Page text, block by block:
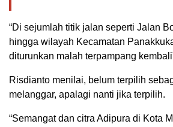
“Di sejumlah titik jalan seperti Jalan
hingga wilayah Kecamatan
diturunkan malah terpampang
Risdianto menilai, belum terpilih
melanggar, apalagi nanti jika terpilih.
“Semangat dan citra Adipura di Kota